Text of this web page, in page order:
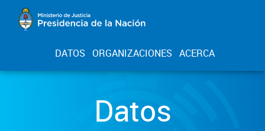
DATOS ORGANIZACIONES ACERCA
Datos